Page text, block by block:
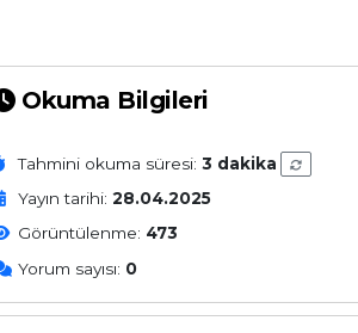
Okuma Bilgileri
Tahmini okuma süresi:3 dakika
Yayın tarihi:28.04.2025
Görüntülenme: 473
Yorum sayısı: 0